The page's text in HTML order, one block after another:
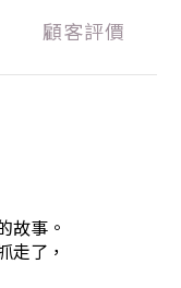
顧客評價
故事。
走了，